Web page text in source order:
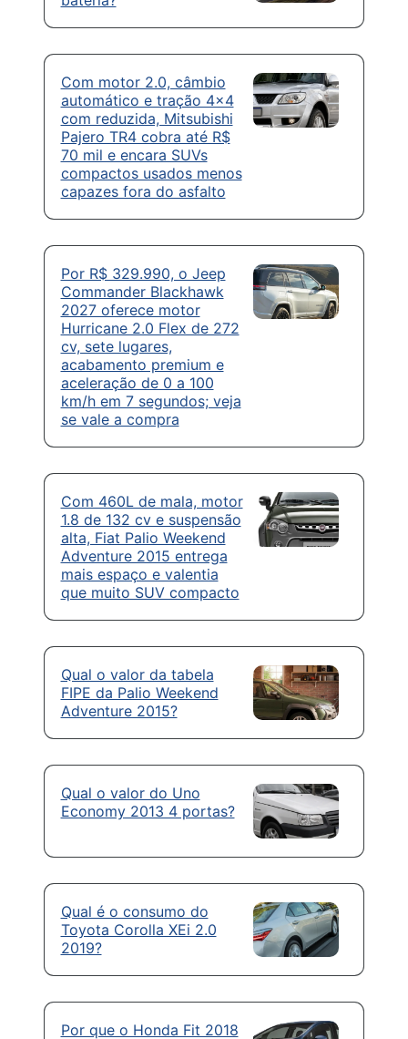
Com motor 2.0, câmbio
automático e tração 4×4
com reduzida, Mitsubishi
Pajero TR4 cobra até R$
70 mil e encara SUVs
compactos usados menos
capazes fora do asfalto
Por R$ 329.990, o Jeep
Commander Blackhawk
2027 oferece motor
Hurricane 2.0 Flex de 272
cv, sete lugares,
acabamento premium e
aceleração de 0 a 100
km/h em 7 segundos; veja
se vale a compra
Com 460L de mala, motor
1.8 de 132 cv e suspensão
alta, Fiat Palio Weekend
Adventure 2015 entrega
mais espaço e valentia
que muito SUV compacto
Qual o valor da tabela
FIPE da Palio Weekend
Adventure 2015?
Qual o valor do Uno
Economy 2013 4 portas?
Qual é o consumo do
Toyota Corolla XEi 2.0
2019?
Por que o Honda Fit 2018